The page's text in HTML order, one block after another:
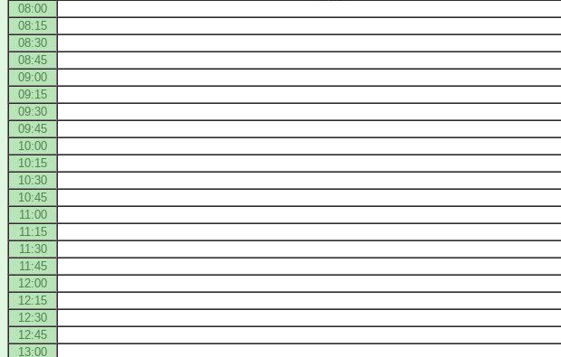
08:00
08:15
08:30
08:45
09:00
09:15
09:30
09:45
10:00
10:15
10:30
10:45
11:00
11:15
11:30
11:45
12:00
12:15
12:30
12:45
13:00